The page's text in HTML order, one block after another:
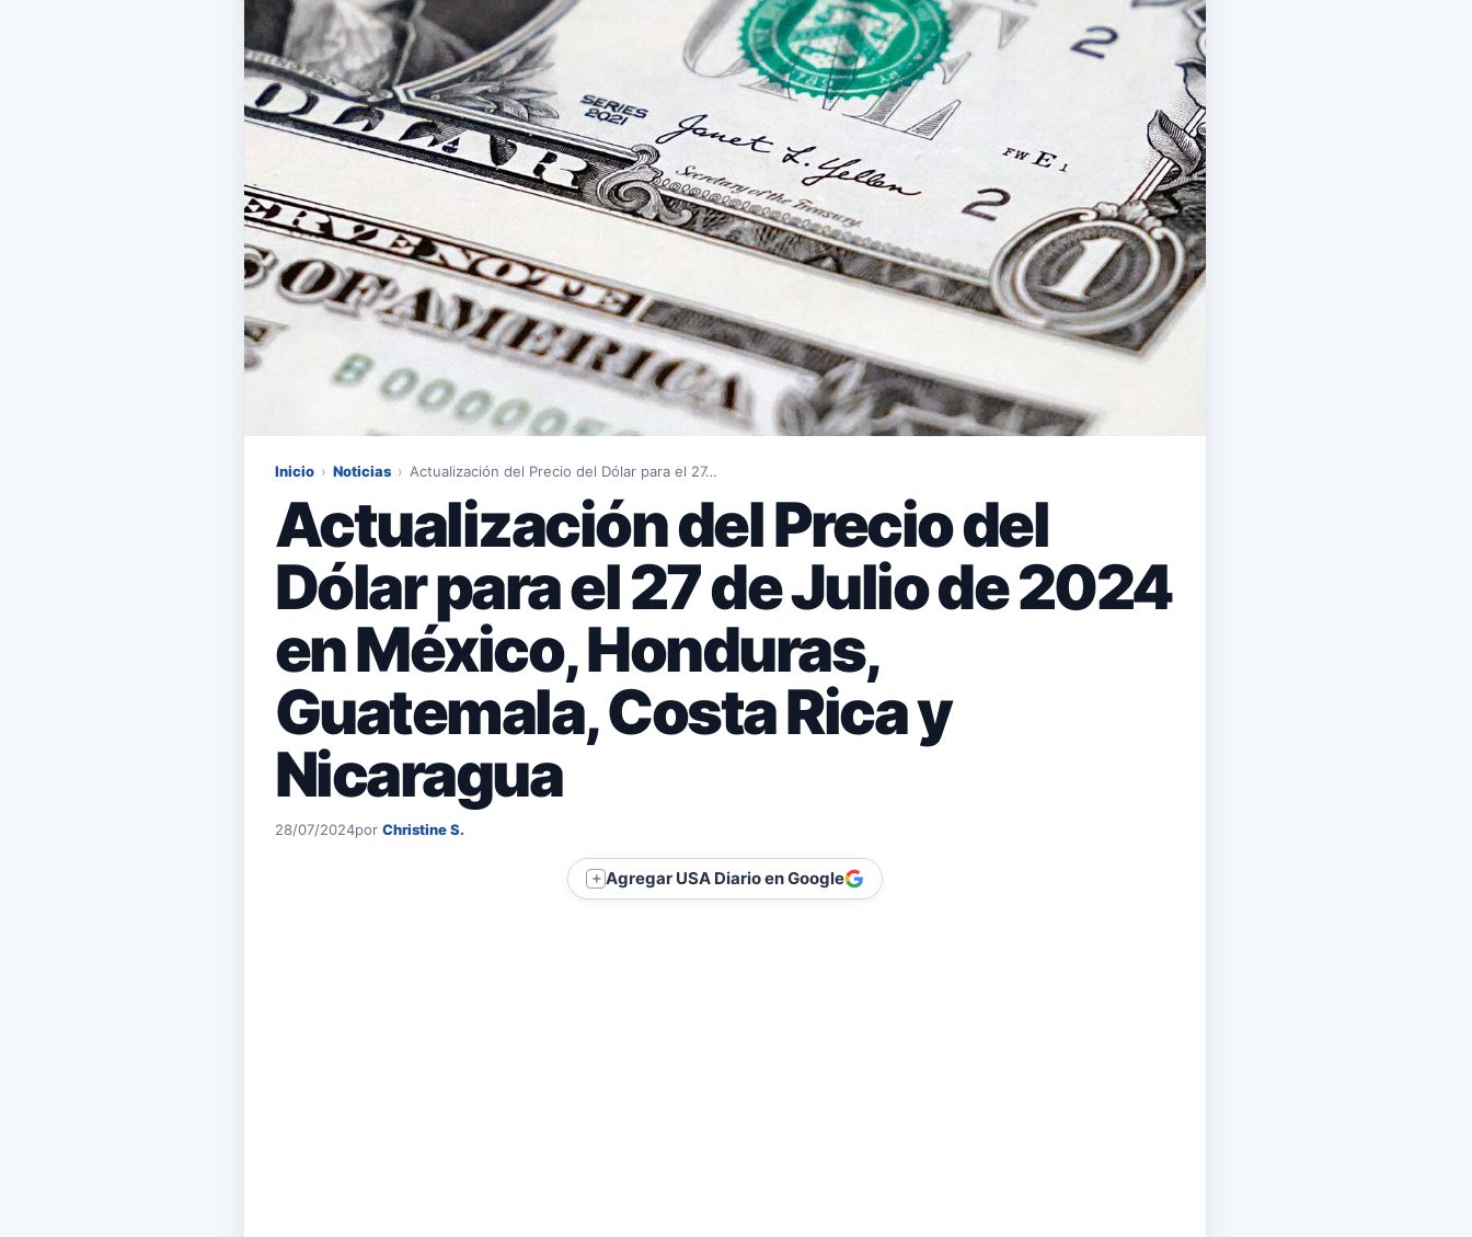
Inicio › Noticias › Actualización del Precio del Dólar para el 27…
Actualización del Precio del
Dólar para el 27 de Julio de 2024
en México, Honduras,
Guatemala, Costa Rica y
Nicaragua
28/07/2024por Christine S.
＋ Agregar USA Diario en Google